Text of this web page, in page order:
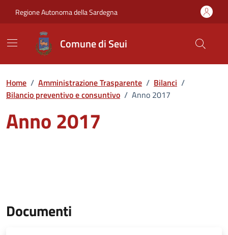
Regione Autonoma della Sardegna
Comune di Seui
Home / Amministrazione Trasparente / Bilanci /
Bilancio preventivo e consuntivo / Anno 2017
Anno 2017
Documenti